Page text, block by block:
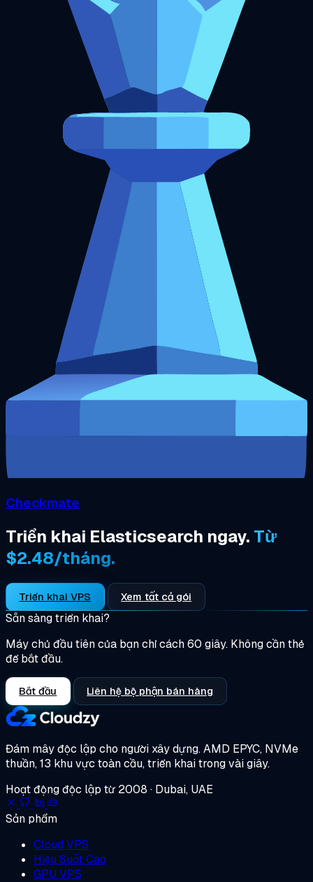
Checkmate
Triển khai Elasticsearch ngay. Từ
$2.48/tháng.
Triển khai VPS Xem tất cả gói
Sẵn sàng triển khai?
Máy chủ đầu tiên của bạn chỉ cách 60 giây. Không cần thẻ
để bắt đầu.
Bắt đầu Liên hệ bộ phận bán hàng
Đám mây độc lập cho người xây dựng.AMD EPYC, NVMe
thuần, 13 khu vực toàn cầu, triển khai trong vài giây.
Hoạt động độc lập từ 2008 · Dubai, UAE
Sản phẩm
Cloud VPS
Hiệu Suất Cao
GPU VPS